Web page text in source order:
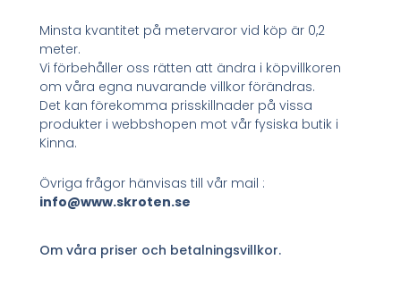
Minsta kvantitet på metervaror vid köp är 0,2
meter.
Vi förbehåller oss rätten att ändra i köpvillkoren
om våra egna nuvarande villkor förändras.
Det kan förekomma prisskillnader på vissa
produkter i webbshopen mot vår fysiska butik i
Kinna.
Övriga frågor hänvisas till vår mail :
info@www.skroten.se
Om våra priser och betalningsvillkor.